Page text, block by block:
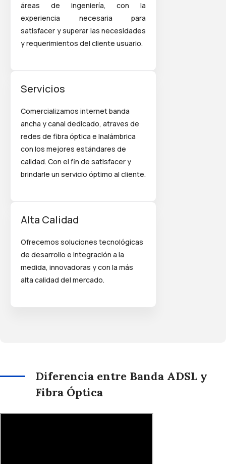
áreas de ingeniería, con la
experiencia necesaria para
satisfacer y superar las necesidades
y requerimientos del cliente usuario.
Servicios
Comercializamos internet banda
ancha y canal dedicado, atraves de
redes de fibra óptica e Inalámbrica
con los mejores estándares de
calidad. Con el fin de satisfacer y
brindarle un servicio óptimo al cliente.
Alta Calidad
Ofrecemos soluciones tecnológicas
de desarrollo e integración a la
medida, innovadoras y con la más
alta calidad del mercado.
Diferencia entre Banda ADSL y
Fibra Óptica